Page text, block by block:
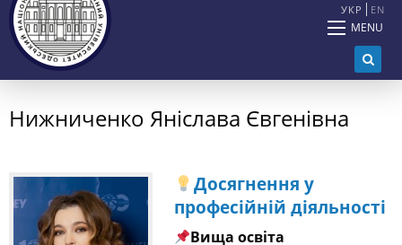
УКР EN
MENU
Нижниченко Яніслава Євгенівна
Досягнення у
професійній діяльності
Вища освіта